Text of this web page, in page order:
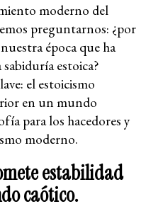
moderno del
preguntarnos: ¿por
época que ha
estoica?
el estoicismo
en un mundo
para los hacedores y
moderno.
estabilidad
caótico.